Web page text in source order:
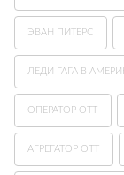
ЭВАН ПИТЕРС
ЛЕДИ ГАГА В
ОПЕРАТОР OTT
АГРЕГАТОР OTT